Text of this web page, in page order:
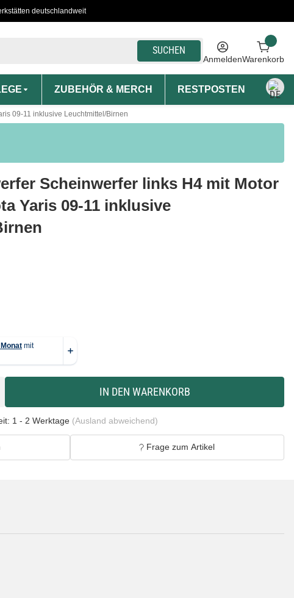
deutschlandweit
SUCHEN
AnmeldenWarenkorb
ZUBEHÖR & MERCH RESTPOSTEN
09-11 inklusive Leuchtmittel/Birnen
Scheinwerfer links H4 mit Motor
Yaris 09-11 inklusive
IN DEN WARENKORB
1 - 2 Werktage (Ausland abweichend)
Frage zum Artikel